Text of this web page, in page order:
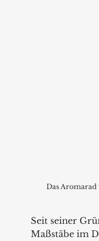
Das
Seit seiner
Maßstäbe im